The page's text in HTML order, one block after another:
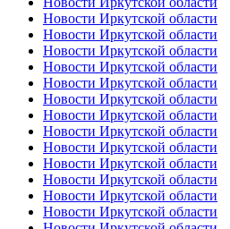
Новости Иркутской области
Новости Иркутской области
Новости Иркутской области
Новости Иркутской области
Новости Иркутской области
Новости Иркутской области
Новости Иркутской области
Новости Иркутской области
Новости Иркутской области
Новости Иркутской области
Новости Иркутской области
Новости Иркутской области
Новости Иркутской области